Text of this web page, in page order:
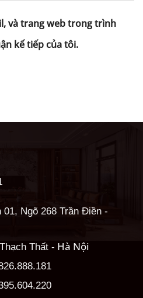
và trang web trong trình
kế tiếp của tôi.
01, Ngõ 268 Trần Điền -
Thạch Thất - Hà Nội